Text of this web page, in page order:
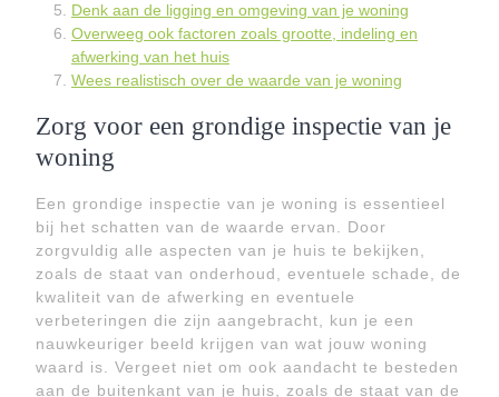
Denk aan de ligging en omgeving van je woning
Overweeg ook factoren zoals grootte, indeling en
afwerking van het huis
Wees realistisch over de waarde van je woning
Zorg voor een grondige inspectie van je
woning
Een grondige inspectie van je woning is essentieel
bij het schatten van de waarde ervan. Door
zorgvuldig alle aspecten van je huis te bekijken,
zoals de staat van onderhoud, eventuele schade, de
kwaliteit van de afwerking en eventuele
verbeteringen die zijn aangebracht, kun je een
nauwkeuriger beeld krijgen van wat jouw woning
waard is. Vergeet niet om ook aandacht te besteden
aan de buitenkant van je huis, zoals de staat van de